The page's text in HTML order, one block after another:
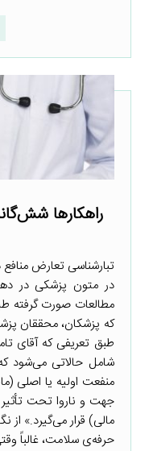
راهکارها
تبارشناسی تعارض
مطالعات صورت گرفته
که پزشکان، محققان
طبق تعریفی که آقای
شامل حالاتی می‌شود
منفعت اولیه یا اصلی
جهت و ناروا تحت تأثیر
مالی) قرار می‌گیرد.» از
حرفه‌ی سلامت، غالباً